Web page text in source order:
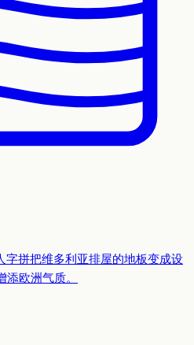
拼把维多利亚排屋的地板变成设
欧洲气质。